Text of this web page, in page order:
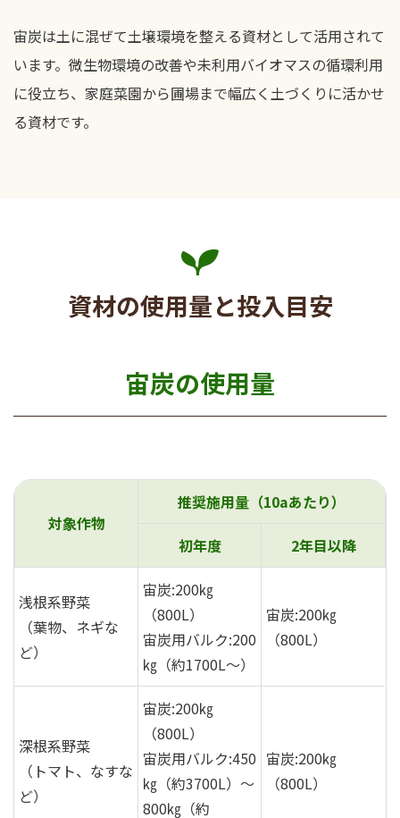
宙炭は土に混ぜて土壌環境を整える資材として活用されて
います。微生物環境の改善や未利用バイオマスの循環利用
に役立ち、家庭菜園から圃場まで幅広く土づくりに活かせ
る資材です。
資材の使用量と投入目安
宙炭の使用量
対象作物
推奨施用量（10aあたり）
初年度 2年目以降
浅根系野菜
（葉物、ネギな
ど）
宙炭:200㎏
（800L）
宙炭用バルク:200
㎏（約1700L～）
宙炭:200㎏
（800L）
深根系野菜
（トマト、なすな
ど）
宙炭:200㎏
（800L）
宙炭用バルク:450
㎏（約3700L）～
800㎏（約
宙炭:200㎏
（800L）